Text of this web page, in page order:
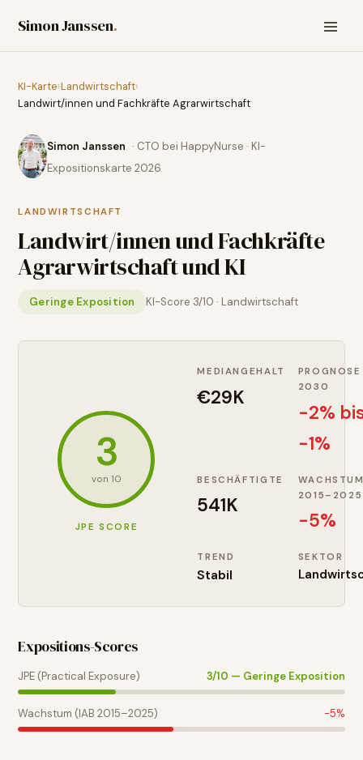
Simon Janssen.
KI-Karte›Landwirtschaft›
Landwirt/innen und Fachkräfte Agrarwirtschaft
Simon Janssen · CTO bei HappyNurse · KI-
Expositionskarte 2026
LANDWIRTSCHAFT
Landwirt/innen und Fachkräfte
Agrarwirtschaftund KI
Geringe Exposition KI-Score 3/10 · Landwirtschaft
3
von 10
JPE SCORE
MEDIANGEHALT
€29K
PROGNOSE
2030
-2%
-1%
BESCHÄFTIGTE
541K
2015–2025
-5%
TREND
Stabil
SEKTOR
Expositions-Scores
JPE (Practical Exposure) 3/10 — Geringe Exposition
Wachstum (IAB 2015–2025) -5%